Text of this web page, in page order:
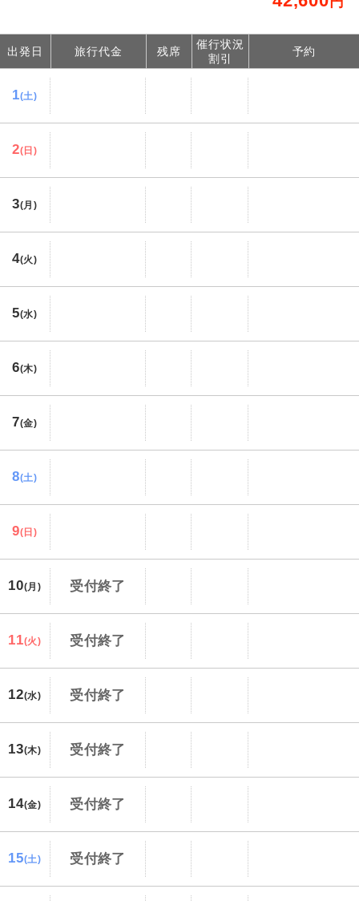
出発日 旅行代金 残席
催行状況
割引
予約
1(土)
2(日)
3(月)
4(火)
5(水)
6(木)
7(金)
8(土)
9(日)
10(月) 受付終了
11(火) 受付終了
12(水) 受付終了
13(木) 受付終了
14(金) 受付終了
15(土) 受付終了